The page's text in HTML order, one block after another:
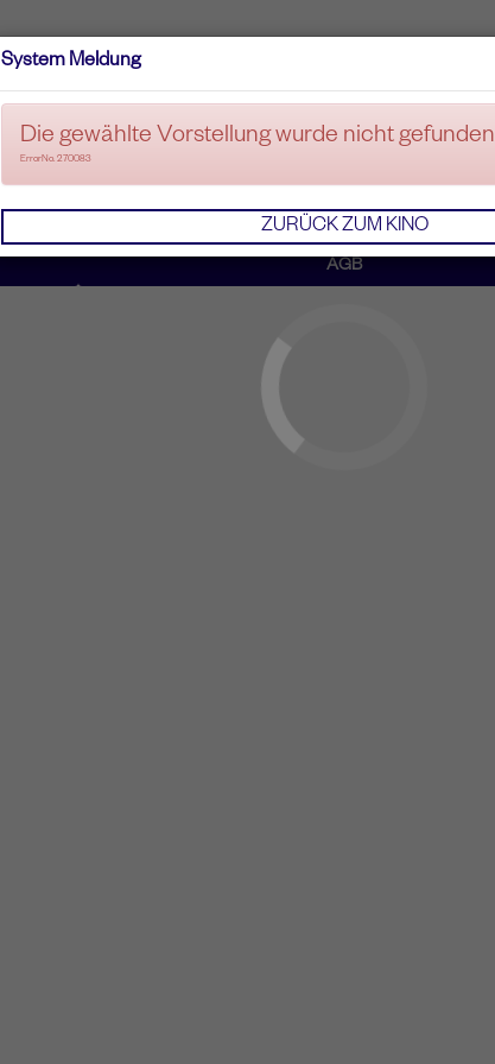
System Meldung
Die gewählte Vorstellung wurde nicht gefunden
ErrorNo. 270083
ZURÜCK ZUM KINO
AGB